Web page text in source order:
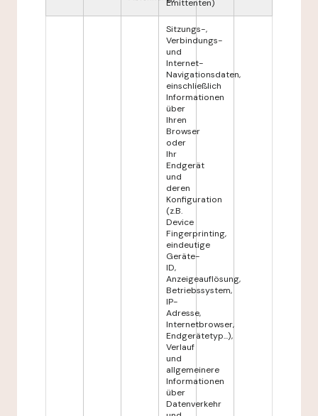
Emittenten)
Sitzungs-,
Verbindungs-
und
Internet-
Navigationsdaten,
einschließlich
Informationen
über
Ihren
Browser
oder
Ihr
Endgerät
und
deren
Konfiguration
(z.B.
Device
Fingerprinting,
eindeutige
Geräte-
ID,
Anzeigeauflösung,
Betriebssystem,
IP-
Adresse,
Internetbrowser,
Endgerätetyp...),
Verlauf
und
allgemeinere
Informationen
über
Datenverkehr